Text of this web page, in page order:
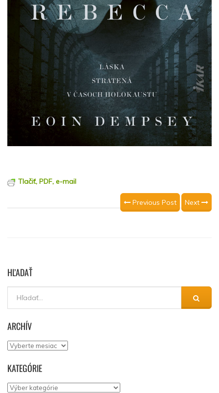
Tlačiť, PDF, e-mail
Previous Post Next
HĽADAŤ
ARCHÍV
Archív
KATEGÓRIE
Kategórie